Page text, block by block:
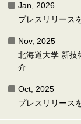
Jan, 2026
プレスリリース
Nov, 2025
北海道大学 新技
介
Oct, 2025
プレスリリース